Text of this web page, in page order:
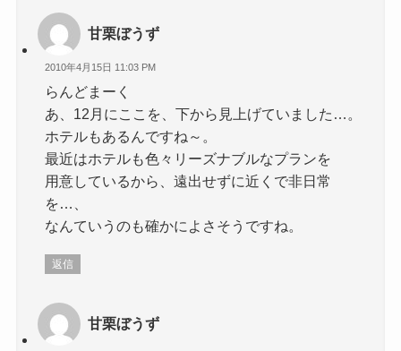
甘栗ぼうず
2010年4月15日 11:03 PM
らんどまーく
あ、12月にここを、下から見上げていました…。
ホテルもあるんですね～。
最近はホテルも色々リーズナブルなプランを
用意しているから、遠出せずに近くで非日常
を…、
なんていうのも確かによさそうですね。
返信
甘栗ぼうず